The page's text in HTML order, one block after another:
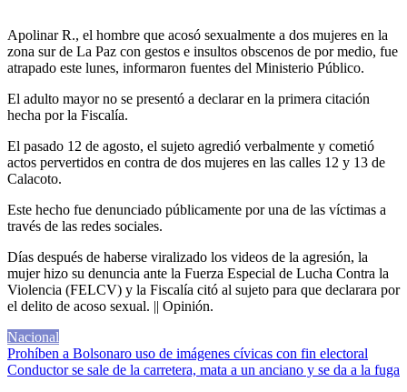
Apolinar R., el hombre que acosó sexualmente a dos mujeres en la
zona sur de La Paz con gestos e insultos obscenos de por medio, fue
atrapado este lunes, informaron fuentes del Ministerio Público.
El adulto mayor no se presentó a declarar en la primera citación
hecha por la Fiscalía.
El pasado 12 de agosto, el sujeto agredió verbalmente y cometió
actos pervertidos en contra de dos mujeres en las calles 12 y 13 de
Calacoto.
Este hecho fue denunciado públicamente por una de las víctimas a
través de las redes sociales.
Días después de haberse viralizado los videos de la agresión, la
mujer hizo su denuncia ante la Fuerza Especial de Lucha Contra la
Violencia (FELCV) y la Fiscalía citó al sujeto para que declarara por
el delito de acoso sexual. || Opinión.
Nacional
Navegación
de
Prohíben a Bolsonaro uso de imágenes cívicas con fin electoral
Conductor se sale de la carretera, mata a un anciano y se da a la fuga